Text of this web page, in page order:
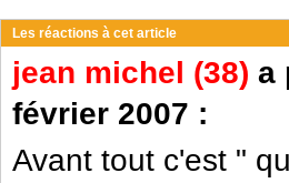
Les réactions à cet article
jean michel (38) a
février 2007 :
Avant tout c'est "